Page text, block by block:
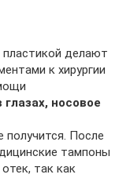
делают
к хирургии
носовое
получится. После
тампоны
так как